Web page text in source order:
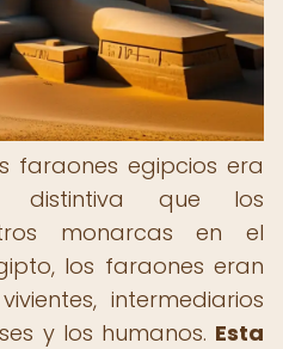
faraones egipcios era
distintiva que los
monarcas en el
los faraones eran
intermediarios
y los humanos. Esta